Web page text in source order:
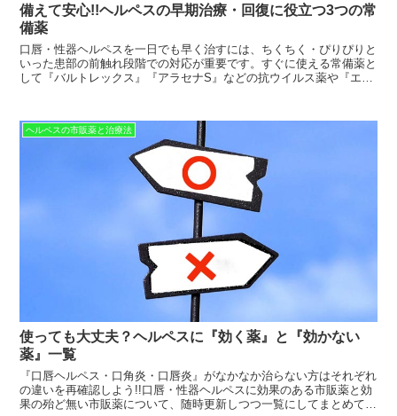
備えて安心!!ヘルペスの早期治療・回復に役立つ3つの常
備薬
口唇・性器ヘルペスを一日でも早く治すには、ちくちく・ぴりぴりと
いった患部の前触れ段階での対応が重要です。すぐに使える常備薬と
して『バルトレックス』『アラセナS』などの抗ウイルス薬や『エタ
ヘルペスの市販薬と治療法
使っても大丈夫？ヘルペスに『効く薬』と『効かない
薬』一覧
『口唇ヘルペス・口角炎・口唇炎』がなかなか治らない方はそれぞれ
の違いを再確認しよう!!口唇・性器ヘルペスに効果のある市販薬と効
果の殆ど無い市販薬について、随時更新しつつ一覧にしてまとめてい